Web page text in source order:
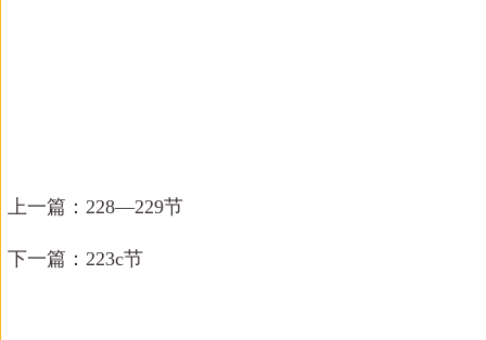
上一篇： 228—229节
下一篇： 223c节